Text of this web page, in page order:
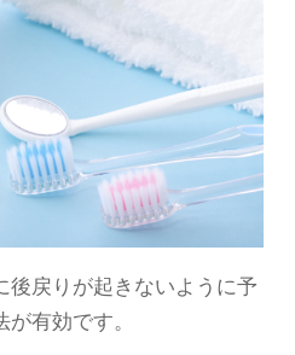
後戻りが起きないように予
有効です。